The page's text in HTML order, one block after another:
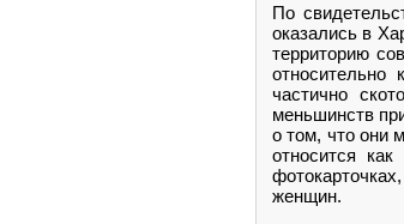
По
оказались в
территорию
относительно
частично
меньшинств
о том, что они
относится
женщин.